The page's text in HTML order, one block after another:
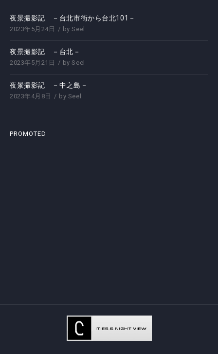
夜景撮影記 －台北市街から台北101－
2023年5月24日 bySeel
夜景撮影記 －台北－
2023年5月21日 bySeel
夜景撮影記 －中之島－
2023年4月8日 by Seel
PROMOTED